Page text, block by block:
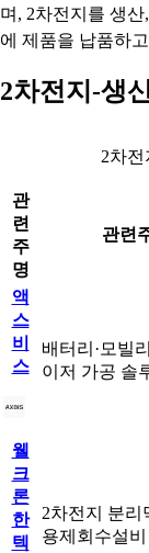
며, 2차전지를 생
에 제품을 납품하
2차전지-생
2차
관
련
주
명
관련
액
스
비
스
배터리·모빌
이저 가공 솔
웰
크
론
한
텍
2차전지 분리
용제회수설